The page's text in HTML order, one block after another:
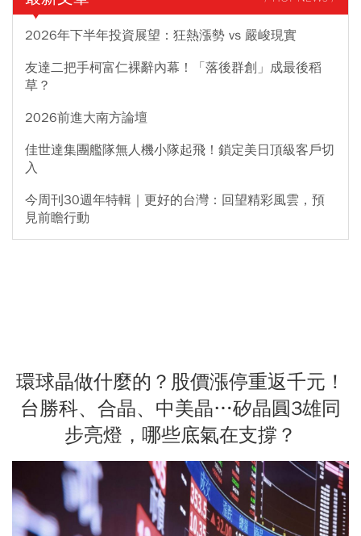
2026年下半年投資展望：狂熱漲勢 vs 嚴峻現實
友達二把手柯富仁裸辭內幕！「落後群創」成最後稻
草？
2026前進大南方論壇
佳世達集團艦隊無人機小隊起飛！鎖定美日頂級客戶切
入
今周刊30週年特輯｜更好的台灣：回望精彩風雲，預
見前瞻行動
環球晶做什麼的？股價漲停重返千元！
台勝科、合晶、中美晶…矽晶圓3雄同
步亮燈，哪些底氣在支撐？